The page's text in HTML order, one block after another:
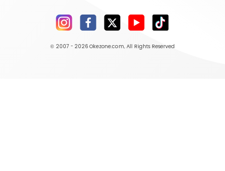
© 2007 - 2026 Okezone.com, All Rights Reserved